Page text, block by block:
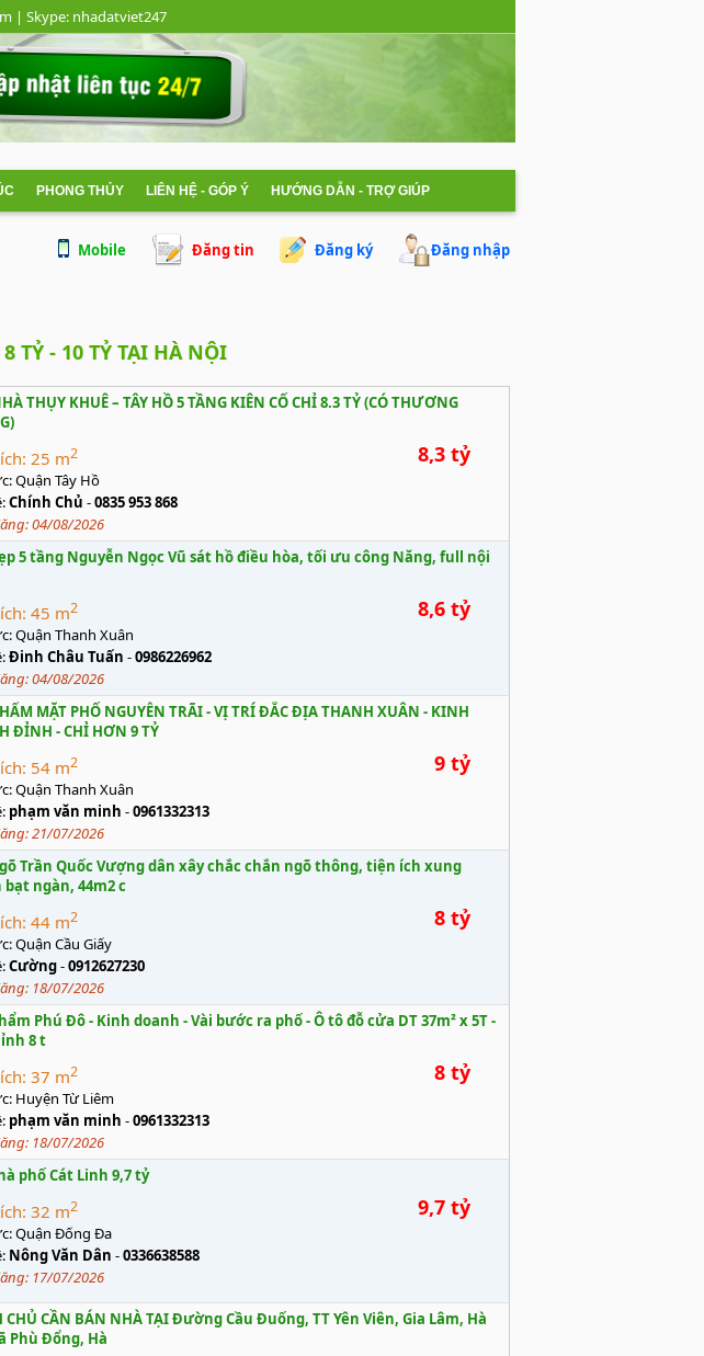
| Skype: nhadatviet247
PHONG THỦY LIÊN HỆ - GÓP Ý HƯỚNG DẪN - TRỢ GIÚP
Mobile Đăng tin Đăng ký Đăng nhập
TỶ - 10 TỶ TẠI HÀ NỘI
THỤY KHUÊ – TÂY HỒ 5 TẦNG KIÊN CỐ CHỈ 8.3 TỶ (CÓ THƯƠNG
25 m2 8,3 tỷ
Quận Tây Hồ
Chính Chủ -0835 953 868
04/08/2026
5 tầng Nguyễn Ngọc Vũ sát hồ điều hòa, tối ưu công Năng, full nội
45 m2 8,6 tỷ
Quận Thanh Xuân
Đinh Châu Tuấn -0986226962
04/08/2026
MẶT PHỐ NGUYỄN TRÃI - VỊ TRÍ ĐẮC ĐỊA THANH XUÂN - KINH
ĐỈNH - CHỈ HƠN 9 TỶ
54 m2 9 tỷ
Quận Thanh Xuân
phạm văn minh -0961332313
21/07/2026
Trần Quốc Vượng dân xây chắc chắn ngõ thông, tiện ích xung
ngàn, 44m2 c
44 m2 8 tỷ
Quận Cầu Giấy
Cường-0912627230
18/07/2026
Phú Đô - Kinh doanh - Vài bước ra phố - Ô tô đỗ cửa DT 37m² x 5T -
8 t
37 m2 8 tỷ
Huyện Từ Liêm
phạm văn minh -0961332313
18/07/2026
phố Cát Linh 9,7 tỷ
32 m2 9,7 tỷ
Quận Đống Đa
Nông Văn Dân -0336638588
17/07/2026
CHỦ CẦN BÁN NHÀ TẠI Đường Cầu Đuống, TT Yên Viên, Gia Lâm, Hà
Phù Đổng, Hà